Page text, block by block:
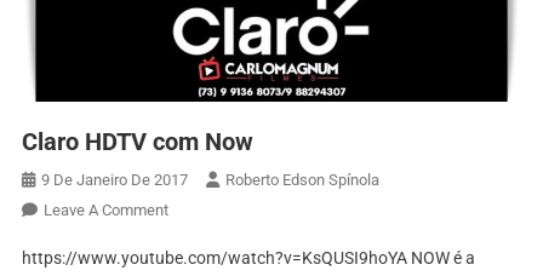
Claro HDTV com Now
9 De Janeiro De 2017
Roberto Edson Spínola
Leave A CommentOn
HDTV
https://www.youtube.com/watch?v=KsQUSI9hoYA NOW é a